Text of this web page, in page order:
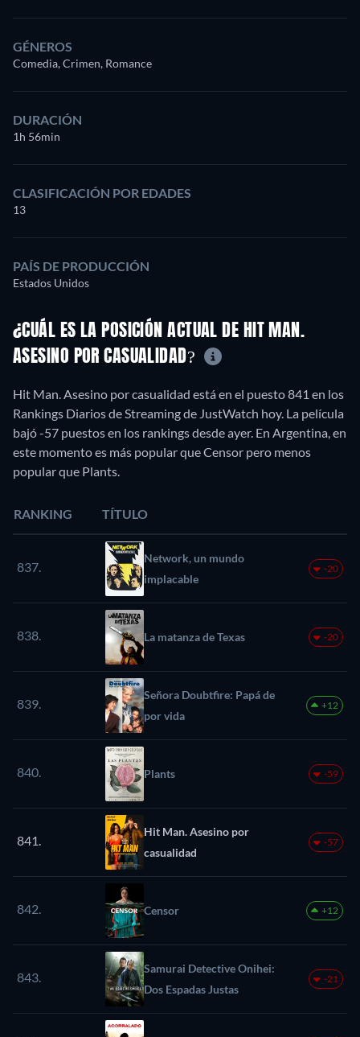
GÉNEROS
Comedia, Crimen, Romance
DURACIÓN
1h 56min
CLASIFICACIÓN POR EDADES
13
PAÍS DE PRODUCCIÓN
Estados Unidos
¿CUÁL ES LA POSICIÓN ACTUAL DE HIT MAN.
ASESINO POR CASUALIDAD?
Hit Man. Asesino por casualidad está en el puesto 841 en los
Rankings Diarios de Streaming de JustWatch hoy. La película
bajó -57 puestos en los rankings desde ayer. En Argentina, en
este momento es más popular que Censor pero menos
popular que Plants.
RANKING TÍTULO
837.
Network, un mundo
implacable
-20
838. La matanza de Texas -20
839.
Señora Doubtfire: Papá de
por vida
+12
840. Plants -59
841.
Hit Man. Asesino por
casualidad
-57
842. Censor +12
843.
Samurai Detective Onihei:
Dos Espadas Justas
-21